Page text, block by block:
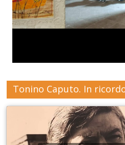
Tonino Caputo. In